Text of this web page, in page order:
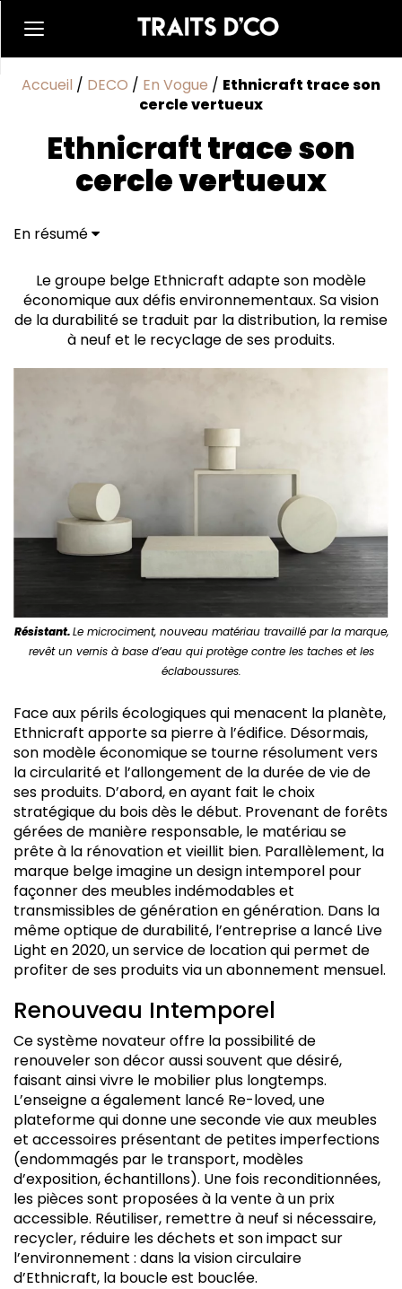
Accueil / DECO / En Vogue / Ethnicraft trace son
cercle vertueux
Ethnicrafttrace son
cercle vertueux
En résumé
Le groupe belge Ethnicraft adapte son modèle
économique aux défis environnementaux. Sa vision
de la durabilité se traduit par la distribution, la remise
à neuf et le recyclage de ses produits.
Résistant.Le microciment, nouveau matériau travaillé par la marque,
revêt un vernis à base d’eau qui protège contre les taches et les
éclaboussures.
Face aux périls écologiques qui menacent la planète,
Ethnicraft apporte sa pierre à l’édifice. Désormais,
son modèle économique se tourne résolument vers
la circularité et l’allongement de la durée de vie de
ses produits. D’abord, en ayant fait le choix
stratégique du bois dès le début. Provenant de forêts
gérées de manière responsable, le matériau se
prête à la rénovation et vieillit bien. Parallèlement, la
marque belge imagine un design intemporel pour
façonner des meubles indémodables et
transmissibles de génération en génération. Dans la
même optique de durabilité, l’entreprise a lancé Live
Light en 2020, un service de location qui permet de
profiter de ses produits via un abonnement mensuel.
Renouveau Intemporel
Ce système novateur offre la possibilité de
renouveler son décor aussi souvent que désiré,
faisant ainsi vivre le mobilier plus longtemps.
L’enseigne a également lancé Re-loved, une
plateforme qui donne une seconde vie aux meubles
et accessoires présentant de petites imperfections
(endommagés par le transport, modèles
d’exposition, échantillons). Une fois reconditionnées,
les pièces sont proposées à la vente à un prix
accessible. Réutiliser, remettre à neuf si nécessaire,
recycler, réduire les déchets et son impact sur
l’environnement : dans la vision circulaire
d’Ethnicraft, la boucle est bouclée.